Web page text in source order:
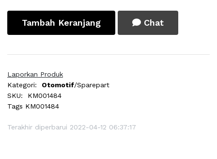
Tambah Keranjang Chat
Laporkan Produk
Kategori:
Otomotif/Sparepart
SKU:
KM001484
Tags KM001484
Terakhir diperbarui 2022-04-12 06:37:17